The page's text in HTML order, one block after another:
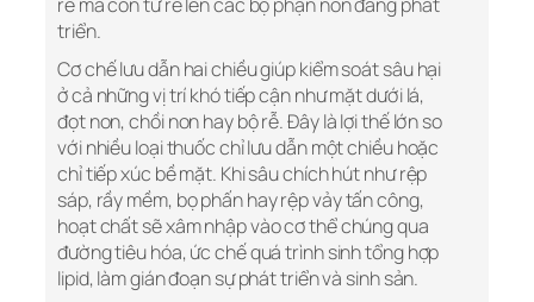
triển.
Cơ chế lưu dẫn hai chiều giúp kiểm soát sâu hại
ở cả những vị trí khó tiếp cận như mặt dưới lá,
đọt non, chồi non hay bộ rễ. Đây là lợi thế lớn so
với nhiều loại thuốc chỉ lưu dẫn một chiều hoặc
chỉ tiếp xúc bề mặt. Khi sâu chích hút như rệp
sáp, rầy mềm, bọ phấn hay rệp vảy tấn công,
hoạt chất sẽ xâm nhập vào cơ thể chúng qua
đường tiêu hóa, ức chế quá trình sinh tổng hợp
lipid, làm gián đoạn sự phát triển và sinh sản.